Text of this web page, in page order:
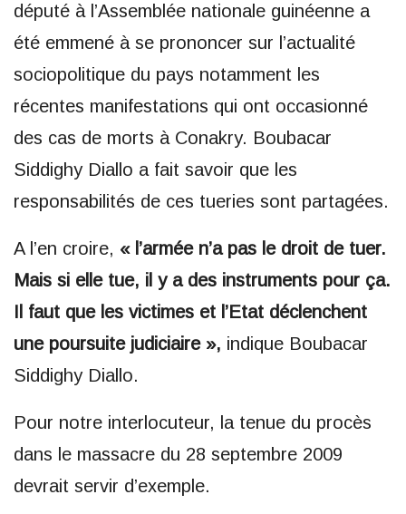
député à l’Assemblée nationale guinéenne a
été emmené à se prononcer sur l’actualité
sociopolitique du pays notamment les
récentes manifestations qui ont occasionné
des cas de morts à Conakry. Boubacar
Siddighy Diallo a fait savoir que les
responsabilités de ces tueries sont partagées.
A l’en croire, « l’armée n’a pas le droit de tuer.
Mais si elle tue, il y a des instruments pour ça.
Il faut que les victimes et l’Etat déclenchent
une poursuite judiciaire », indique Boubacar
Siddighy Diallo.
Pour notre interlocuteur, la tenue du procès
dans le massacre du 28 septembre 2009
devrait servir d’exemple.